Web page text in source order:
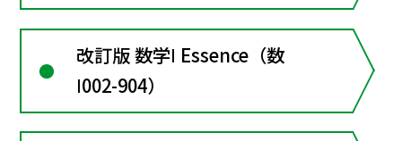
Select
改訂版 数学Ⅰ Essence（数
Ⅰ002-904）